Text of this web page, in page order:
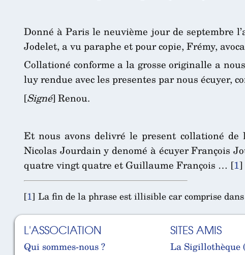
Donné à Paris le neuvième jour de septembre
Jodelet, a vu paraphe et pour copie, Frémy,
Collationé conforme a la grosse originalle a
luy rendue avec les presentes par nous écuyer,
[Signé] Renou.
Et nous avons delivré le present collationé
Nicolas Jourdain y denomé à écuyer François
quatre vingt quatre et Guillaume François … [1]
[1] La fin de la phrase est illisible car comprise
L'ASSOCIATION
Qui sommes-nous ?
SITES AMIS
La Sigillothèque